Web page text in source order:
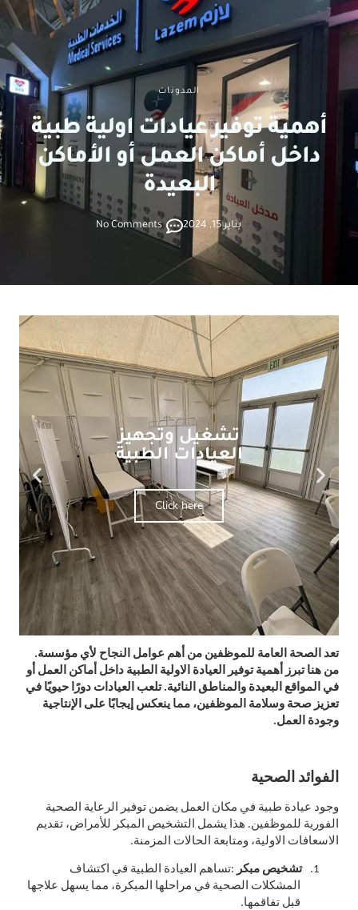
المدونات
أهمية توفير عيادات اولية طبية
داخل أماكن العمل أو الأماكن
البعيدة
يناير 15, 2024 No Comments
تشغيل وتجهيز
العيادات الطبية
Click here
تعد الصحة العامة للموظفين من أهم عوامل النجاح لأي مؤسسة.
من هنا تبرز أهمية توفير العيادة الاولية الطبية داخل أماكن العمل أو
في المواقع البعيدة والمناطق النائية. تلعب العيادات دورًا حيويًا في
تعزيز صحة وسلامة الموظفين، مما ينعكس إيجابًا على الإنتاجية
وجودة العمل.
الفوائد الصحية
وجود عيادة طبية في مكان العمل يضمن توفير الرعاية الصحية
الفورية للموظفين. هذا يشمل التشخيص المبكر للأمراض، تقديم
الاسعافات الاولية، ومتابعة الحالات المزمنة.
1. تشخيص مبكر :تساهم العيادة الطبية في اكتشاف
المشكلات الصحية في مراحلها المبكرة، مما يسهل علاجها
قبل تفاقمها.